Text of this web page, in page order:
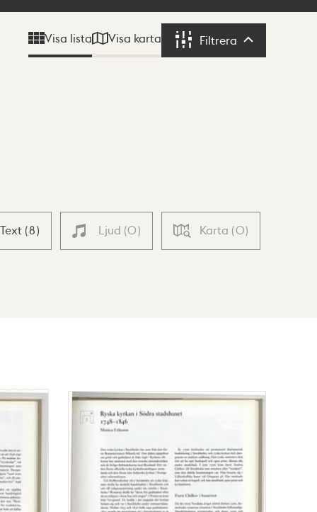
Visa lista Visa karta Filtrera Filtrera
Text (8) Ljud (0) Karta (0)